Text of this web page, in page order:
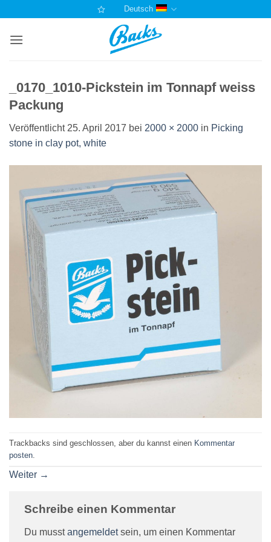
springen
Deutsch
_0170_1010-Pickstein im Tonnapf weiss
Packung
Veröffentlicht 25. April 2017 bei 2000 × 2000 in Picking
stone in clay pot, white
Trackbacks sind geschlossen, aber du kannst einen Kommentar
posten
Weiter →
Schreibe einen Kommentar
Du musstangemeldetsein, um einen Kommentar